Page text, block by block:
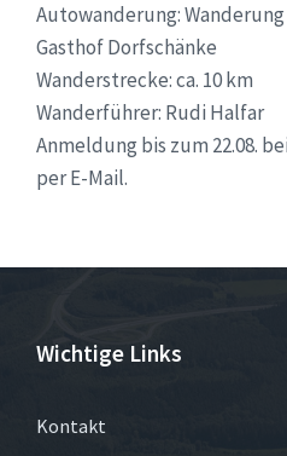
Autowanderung:
Gasthof Dorfschänke
Wanderstrecke: ca. 10 km
Wanderführer: Rudi Halfar
Anmeldung bis zum 22.08.
per E-Mail.
Wichtige Links
Kontakt